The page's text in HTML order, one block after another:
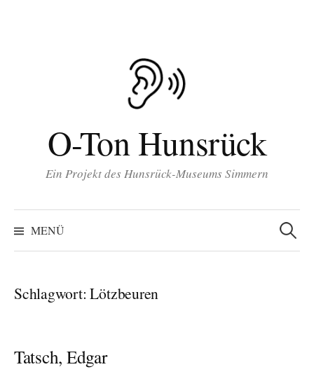
O-Ton Hunsrück
Ein Projekt des Hunsrück-Museums Simmern
MENÜ
Suchen
nach:
Schlagwort:Lötzbeuren
Tatsch, Edgar